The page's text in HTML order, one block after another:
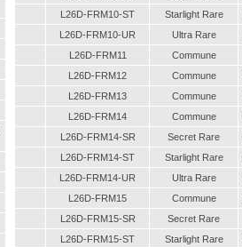
L26D-FRM10-ST
Starlight Rare
L26D-FRM10-UR
Ultra Rare
L26D-FRM11
Commune
L26D-FRM12
Commune
L26D-FRM13
Commune
L26D-FRM14
Commune
L26D-FRM14-SR
Secret Rare
L26D-FRM14-ST
Starlight Rare
L26D-FRM14-UR
Ultra Rare
L26D-FRM15
Commune
L26D-FRM15-SR
Secret Rare
L26D-FRM15-ST
Starlight Rare